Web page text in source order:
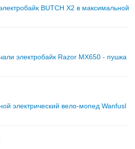
BUTCH X2 в максимальной
электробайк Razor MX650 - пушка
электрический вело-мопед Wanfusl